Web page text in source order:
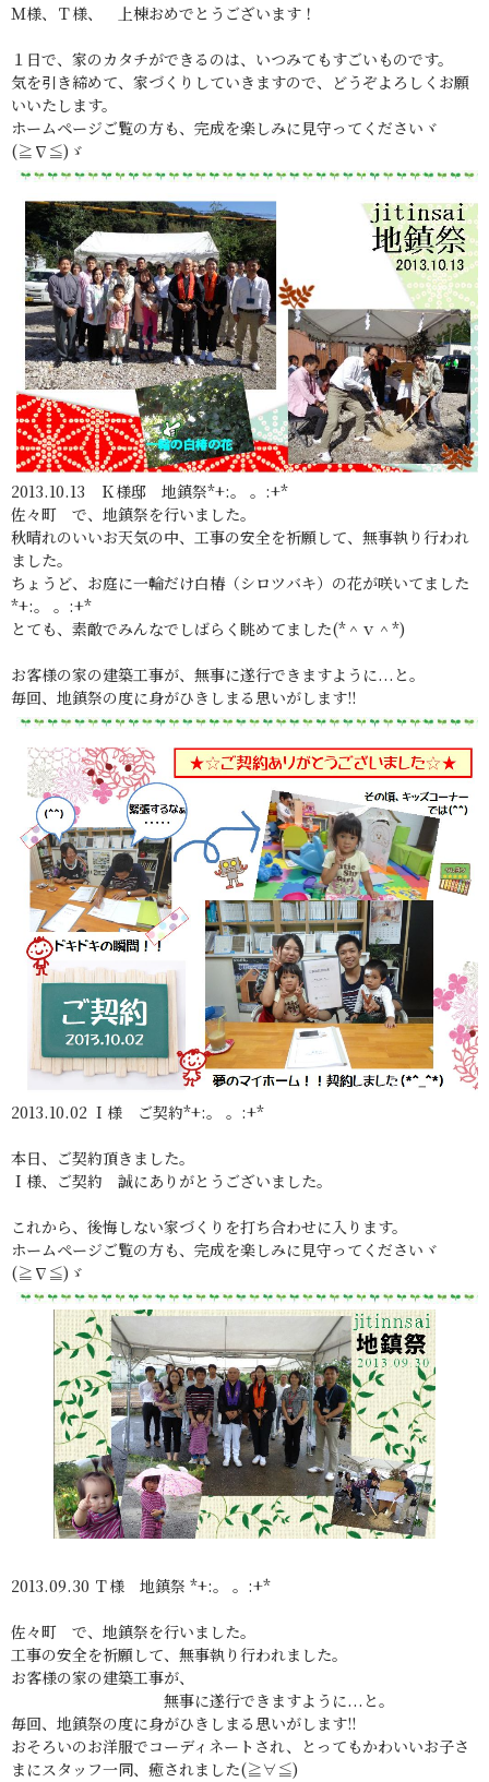
Ｍ様、Ｔ様、 上棟おめでとうございます！
１日で、家のカタチができるのは、いつみてもすごいものです。
気を引き締めて、家づくりしていきますので、どうぞよろしくお願
いいたします。
ホームページご覧の方も、完成を楽しみに見守ってくださいヾ
(≧∇≦)ゞ
2013.10.13 Ｋ様邸 地鎮祭*+:。 。:+*
佐々町 で、地鎮祭を行いました。
秋晴れのいいお天気の中、工事の安全を祈願して、無事執り行われ
ました。
ちょうど、お庭に一輪だけ白椿（シロツバキ）の花が咲いてました
*+:。 。:+*
とても、素敵でみんなでしばらく眺めてました(*＾ｖ＾*)
お客様の家の建築工事が、無事に遂行できますように...と。
毎回、地鎮祭の度に身がひきしまる思いがします!!
2013.10.02 Ｉ様 ご契約*+:。 。:+*
本日、ご契約頂きました。
Ｉ様、ご契約 誠にありがとうございました。
これから、後悔しない家づくりを打ち合わせに入ります。
ホームページご覧の方も、完成を楽しみに見守ってくださいヾ
(≧∇≦)ゞ
2013.09.30 Ｔ様 地鎮祭 *+:。 。:+*
佐々町 で、地鎮祭を行いました。
工事の安全を祈願して、無事執り行われました。
お客様の家の建築工事が、
無事に遂行できますように...と。
毎回、地鎮祭の度に身がひきしまる思いがします!!
おそろいのお洋服でコーディネートされ、とってもかわいいお子さ
まにスタッフ一同、癒されました(≧∀≦)